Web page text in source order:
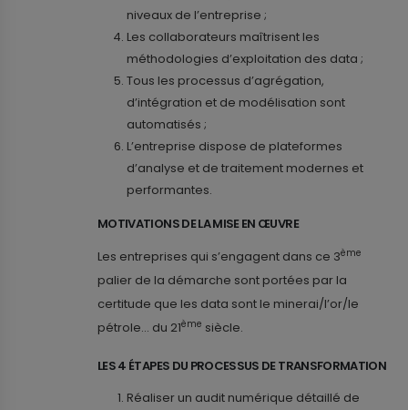
niveaux de l’entreprise ;
Les collaborateurs maîtrisent les
méthodologies d’exploitation des data ;
Tous les processus d’agrégation,
d’intégration et de modélisation sont
automatisés ;
L’entreprise dispose de plateformes
d’analyse et de traitement modernes et
performantes.
MOTIVATIONS DE LA MISE EN ŒUVRE
Les entreprises qui s’engagent dans ce 3ème
palier de la démarche sont portées par la
certitude que les data sont le minerai/l’or/le
pétrole... du 21ème siècle.
LES 4 ÉTAPES DU PROCESSUS DE TRANSFORMATION
Réaliser un audit numérique détaillé de